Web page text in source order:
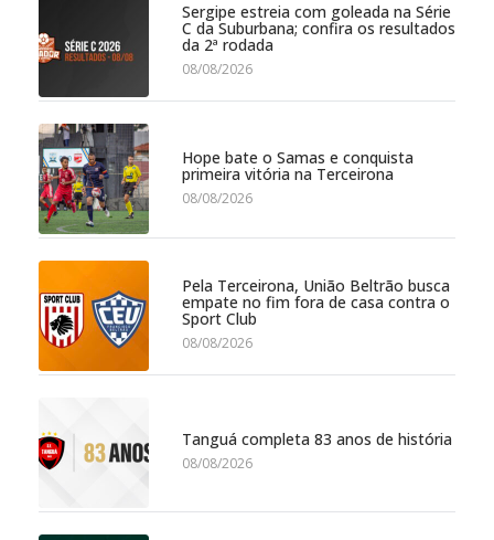
Sergipe estreia com goleada na Série
C da Suburbana; confira os resultados
da 2ª rodada
08/08/2026
Hope bate o Samas e conquista
primeira vitória na Terceirona
08/08/2026
Pela Terceirona, União Beltrão busca
empate no fim fora de casa contra o
Sport Club
08/08/2026
Tanguá completa 83 anos de história
08/08/2026